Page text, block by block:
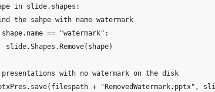
in slide.shapes:
the sahpe with name watermark
== "watermark":
slide.Shapes.Remove(shape)
with no watermark on the disk
+ "RemovedWatermark.pptx",